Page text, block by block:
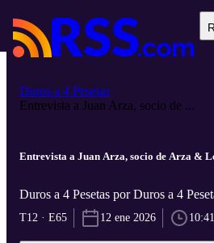
Duros a 4 Pesetas
Entrevista a Juan Arza, socio de ...
Entrevista a Juan Arza, socio de Arza &
Duros a 4 Pesetas por Duros a 4
T12 · E65 12 ene 2026 10:41